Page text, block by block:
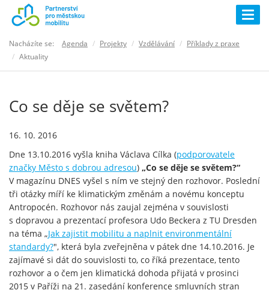
Nacházíte se: Agenda Projekty Vzdělávání
Příklady z praxe
Aktuality
Co se děje se světem?
16. 10. 2016
Dne 13.10.2016 vyšla kniha Václava Cílka (podporovatele
značky Město s dobrou adresou) „Co se děje se světem?“
V magazínu DNES vyšel s ním ve stejný den rozhovor. Poslední
tři otázky míří ke klimatickým změnám a novému konceptu
Antropocén. Rozhovor nás zaujal zejména v souvislosti
s dopravou a prezentací profesora Udo Beckera z TU Dresden
na téma „Jak zajistit mobilitu a naplnit environmentální
standardy?", která byla zveřejněna v pátek dne 14.10.2016. Je
zajímavé si dát do souvislosti to, co říká prezentace, tento
rozhovor a o čem jen klimatická dohoda přijatá v prosinci
2015 v Paříži na 21. zasedání konference smluvních stran